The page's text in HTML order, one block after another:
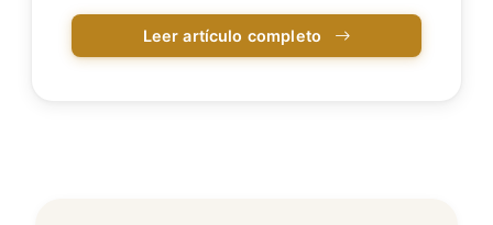
Leer artículo completo